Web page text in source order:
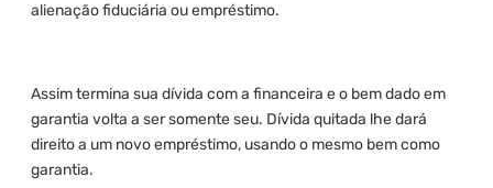
alienação fiduciária ou empréstimo.
Assim termina sua dívida com a financeira e o bem dado em
garantia volta a ser somente seu. Dívida quitada lhe dará
direito a um novo empréstimo, usando o mesmo bem como
garantia.